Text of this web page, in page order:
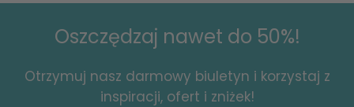
Oszczędzaj nawet do 50%!
Otrzymuj nasz darmowy biuletyn i korzystaj z
inspiracji, ofert i zniżek!